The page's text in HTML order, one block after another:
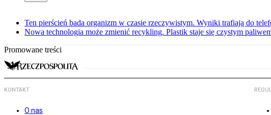
Ten pierścień bada organizm w czasie rzeczywistym. Wyniki trafiają do
Nowa technologia może zmienić recykling. Plastik staje się czystym
Promowane treści
KONTAKT
O nas